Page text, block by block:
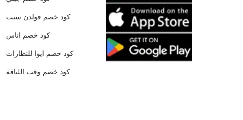
كود خصم قولدن سنت
كود خصم اناس
كود خصم ايوا للنظارات
كود خصم وقت اللياقة